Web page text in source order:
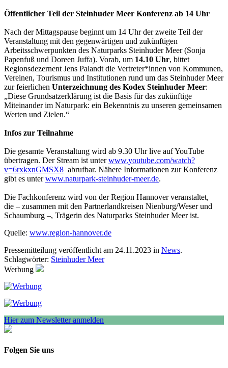
Öffentlicher Teil der Steinhuder Meer Konferenz ab 14 Uhr
Nach der Mittagspause beginnt um 14 Uhr der zweite Teil der
Veranstaltung mit den gegenwärtigen und zukünftigen
Arbeitsschwerpunkten des Naturparks Steinhuder Meer (Sonja
Papenfuß und Doreen Juffa). Vorab, um 14.10 Uhr, bittet
Regionsdezernent Jens Palandt die Vertreter*innen von Kommunen,
Vereinen, Tourismus und Institutionen rund um das Steinhuder Meer
zur feierlichen Unterzeichnung des Kodex Steinhuder Meer:
„Diese Grundsatzerklärung ist die Basis für das zukünftige
Miteinander im Naturpark: ein Bekenntnis zu unseren gemeinsamen
Werten und Zielen.“
Infos zur Teilnahme
Die gesamte Veranstaltung wird ab 9.30 Uhr live auf YouTube
übertragen. Der Stream ist unterwww.youtube.com/watch?
v=6rxkxnGMSX8 abrufbar. Nähere Informationen zur Konferenz
gibt es unterwww.naturpark-steinhuder-meer.de.
Die Fachkonferenz wird von der Region Hannover veranstaltet,
die – zusammen mit den Partnerlandkreisen Nienburg/Weser und
Schaumburg –, Trägerin des Naturparks Steinhuder Meer ist.
Quelle: www.region-hannover.de
Pressemitteilung veröffentlicht am 24.11.2023 in News.
Schlagwörter: Steinhuder Meer
Werbung
Hier zum Newsletter anmelden
Folgen Sie uns